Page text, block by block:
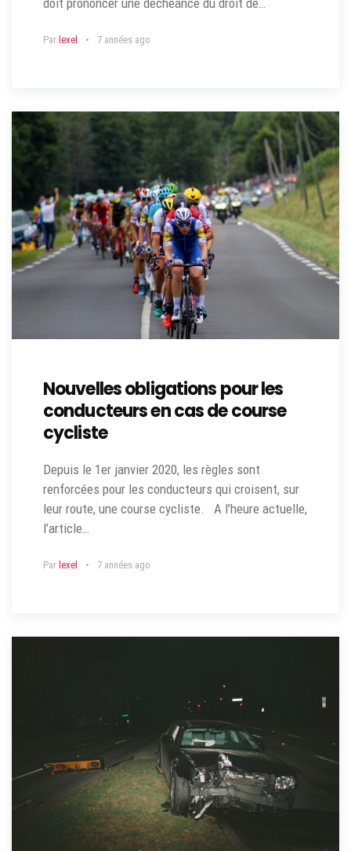
Par lexel 7 années ago
Nouvelles obligations pour les
conducteurs en cas de course
cycliste
Depuis le 1er janvier 2020, les règles sont
renforcées pour les conducteurs qui croisent, sur
leur route, une course cycliste. A l’heure actuelle,
l’article…
Par lexel 7 années ago